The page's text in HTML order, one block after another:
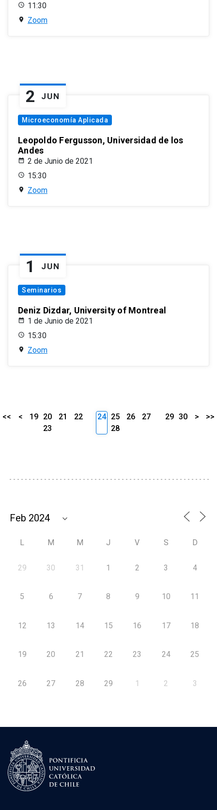
11:30
Zoom
2 JUN
Microeconomía Aplicada
Leopoldo Fergusson, Universidad de los
Andes
2 de Junio de 2021
15:30
Zoom
1 JUN
Seminarios
Deniz Dizdar, University of Montreal
1 de Junio de 2021
15:30
Zoom
<< < 19 20 21
22
23
24 25 26
27
28
29 30 > >>
L M M J V S D
29 30 31 1 2 3 4
5 6 7 8 9 10 11
12 13 14 15 16 17 18
19 20 21 22 23 24 25
26 27 28 29 1 2 3